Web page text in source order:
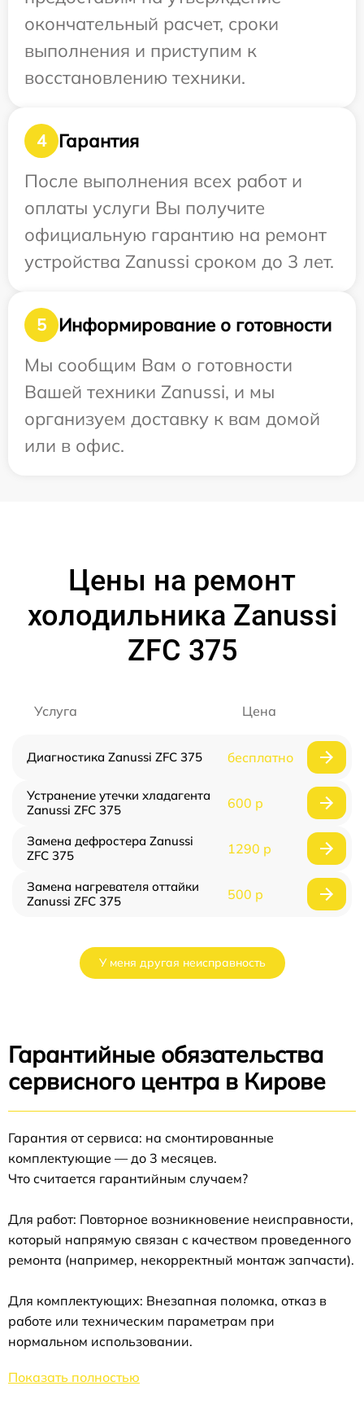
окончательный расчет, сроки
выполнения и приступим к
восстановлению техники.
4
Гарантия
После выполнения всех работ и
оплаты услуги Вы получите
официальную гарантию на ремонт
устройства Zanussi сроком до 3 лет.
5
Информирование о готовности
Мы сообщим Вам о готовности
Вашей техники Zanussi, и мы
организуем доставку к вам домой
или в офис.
Цены на ремонт
холодильника Zanussi
ZFC 375
Услуга Цена
Диагностика Zanussi ZFC 375 бесплатно
Устранение утечки хладагента
Zanussi ZFC 375
600 р
Замена дефростера Zanussi
ZFC 375
1290 р
Замена нагревателя оттайки
Zanussi ZFC 375
500 р
У меня другая неисправность
Гарантийные обязательства
сервисного центра в Кирове
Гарантия от сервиса: на смонтированные
комплектующие — до 3 месяцев.
Что считается гарантийным случаем?
Для работ: Повторное возникновение неисправности,
который напрямую связан с качеством проведенного
ремонта (например, некорректный монтаж запчасти).
Для комплектующих: Внезапная поломка, отказ в
работе или техническим параметрам при
нормальном использовании.
Показать полностью